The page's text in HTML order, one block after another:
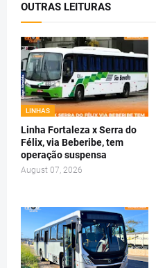
OUTRAS LEITURAS
LINHAS
Linha Fortaleza x Serra do
Félix, via Beberibe, tem
operação suspensa
August 07, 2026